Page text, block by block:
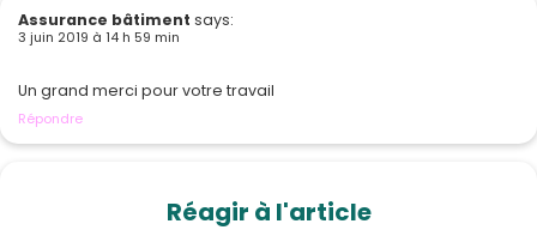
Assurance bâtiment says:
3 juin 2019 à 14 h 59 min
Un grand merci pour votre travail
Répondre
Réagir à l'article